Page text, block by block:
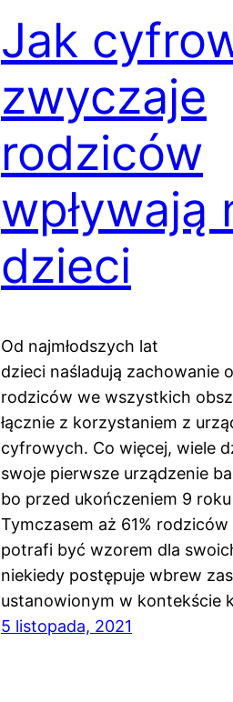
Jak
zwyczaje
rodziców
wpływają
dzieci
Od najmłodszych lat
dzieci naśladują zachowanie
rodziców we wszystkich
łącznie z korzystaniem z
cyfrowych. Co więcej, wiele
swoje pierwsze urządzenie
bo przed ukończeniem 9
Tymczasem aż 61%
potrafi być wzorem dla
niekiedy postępuje wbrew
ustanowionym w kontekście
5 listopada, 2021